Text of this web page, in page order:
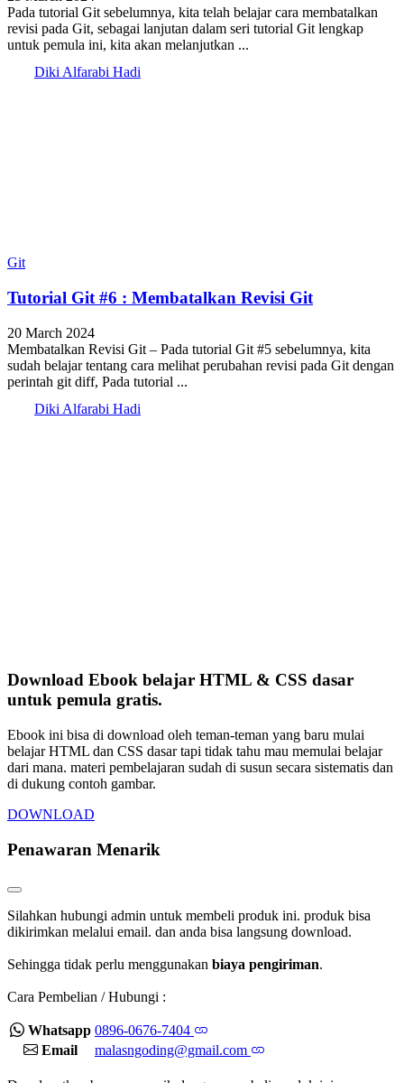
Pada tutorial Git sebelumnya, kita telah belajar cara membatalkan
revisi pada Git, sebagai lanjutan dalam seri tutorial Git lengkap
untuk pemula ini, kita akan melanjutkan ...
Diki Alfarabi Hadi
Git
Tutorial Git #6 : Membatalkan Revisi Git
20 March 2024
Membatalkan Revisi Git – Pada tutorial Git #5 sebelumnya, kita
sudah belajar tentang cara melihat perubahan revisi pada Git dengan
perintah git diff, Pada tutorial ...
Diki Alfarabi Hadi
Download Ebook belajar HTML & CSS dasar
untuk pemula gratis.
Ebook ini bisa di download oleh teman-teman yang baru mulai
belajar HTML dan CSS dasar tapi tidak tahu mau memulai belajar
dari mana. materi pembelajaran sudah di susun secara sistematis dan
di dukung contoh gambar.
DOWNLOAD
Penawaran Menarik
Silahkan hubungi admin untuk membeli produk ini. produk bisa
dikirimkan melalui email. dan anda bisa langsung download.
Sehingga tidak perlu menggunakan biaya pengiriman.
Cara Pembelian / Hubungi :
Whatsapp 0896-0676-7404
Email
malasngoding@gmail.com